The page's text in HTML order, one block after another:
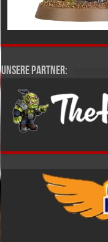
Unsere Partner: